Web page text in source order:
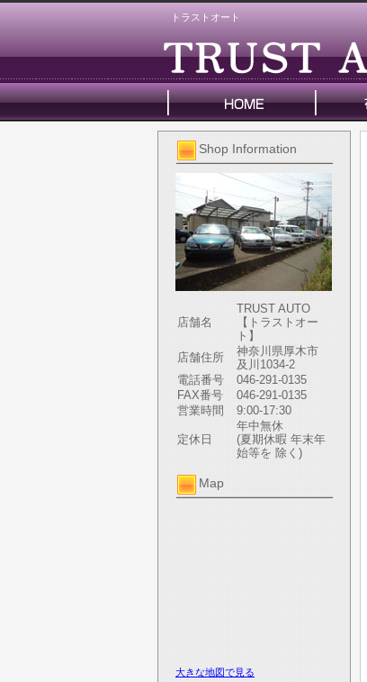
トラストオート
Shop Information
店舗名
TRUST AUTO
【トラストオー
ト】
店舗住所
神奈川県厚木市
及川1034-2
電話番号
046-291-0135
FAX番号
046-291-0135
営業時間
9:00-17:30
定休日
年中無休
(夏期休暇 年末年
始等を 除く)
Map
大きな地図で見る